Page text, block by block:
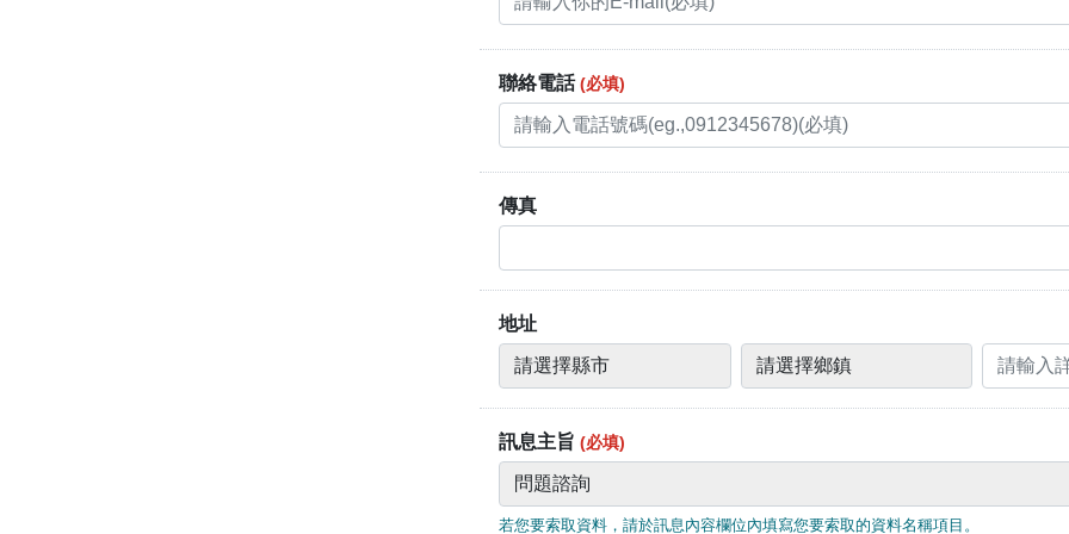
聯絡電話 (必填)
傳真
地址
請
選
擇
縣
市
請
選
擇
請輸入詳
訊息主旨 (必填)
若您要索取資料，請於訊息內容欄位內填寫您要索取的資料名稱項目。